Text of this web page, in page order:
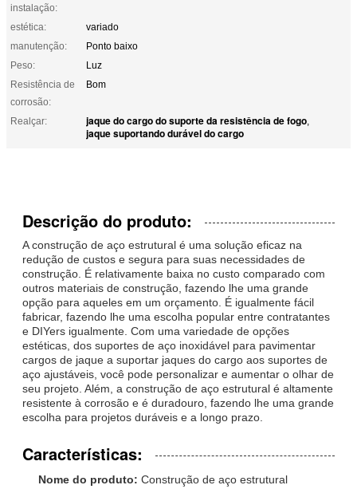
instalação:
estética:
variado
manutenção:
Ponto baixo
Peso:
Luz
Resistência de
corrosão:
Bom
Realçar: jaque do cargo do suporte da resistência de fogo,
jaque suportando durável do cargo
Descrição do produto:
A construção de aço estrutural é uma solução eficaz na
redução de custos e segura para suas necessidades de
construção. É relativamente baixa no custo comparado com
outros materiais de construção, fazendo lhe uma grande
opção para aqueles em um orçamento. É igualmente fácil
fabricar, fazendo lhe uma escolha popular entre contratantes
e DIYers igualmente. Com uma variedade de opções
estéticas, dos suportes de aço inoxidável para pavimentar
cargos de jaque a suportar jaques do cargo aos suportes de
aço ajustáveis, você pode personalizar e aumentar o olhar de
seu projeto. Além, a construção de aço estrutural é altamente
resistente à corrosão e é duradouro, fazendo lhe uma grande
escolha para projetos duráveis e a longo prazo.
Características:
Nome do produto: Construção de aço estrutural